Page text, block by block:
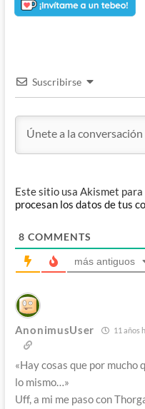
Suscribirse
Este sitio usa Akismet
procesan los datos de tus
8 COMMENTS
más antiguos
AnonimusUser 11 años
«Hay cosas que por mucho
lo mismo…»
Uff, a mi me paso con